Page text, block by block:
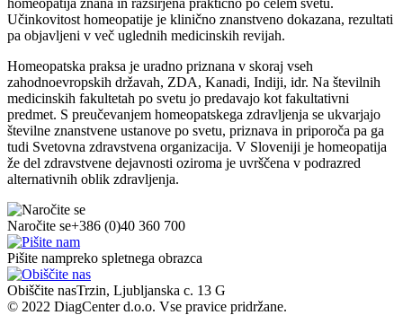
Učinkovitost homeopatije je klinično znanstveno dokazana, rezultati
pa objavljeni v več uglednih medicinskih revijah.
Homeopatska praksa je uradno priznana v skoraj vseh
zahodnoevropskih državah, ZDA, Kanadi, Indiji, idr. Na številnih
medicinskih fakultetah po svetu jo predavajo kot fakultativni
predmet. S preučevanjem homeopatskega zdravljenja se ukvarjajo
številne znanstvene ustanove po svetu, priznava in priporoča pa ga
tudi Svetovna zdravstvena organizacija. V Sloveniji je homeopatija
že del zdravstvene dejavnosti oziroma je uvrščena v podrazred
alternativnih oblik zdravljenja.
Naročite se+386 (0)40 360 700
Pišite nampreko spletnega obrazca
Obiščite nasTrzin, Ljubljanska c. 13 G
© 2022 DiagCenter d.o.o. Vse pravice pridržane.